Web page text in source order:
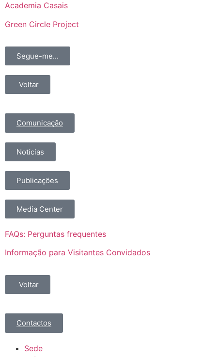
Academia Casais
Green Circle Project
Segue-me...
Voltar
Comunicação
Notícias
Publicações
Media Center
FAQs: Perguntas frequentes
Informação para Visitantes Convidados
Voltar
Contactos
Sede